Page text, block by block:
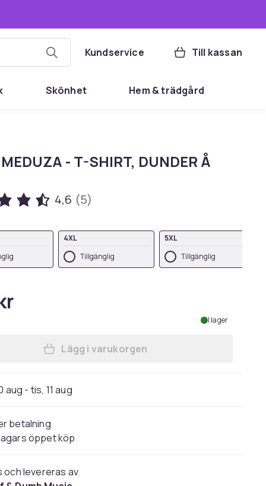
Kundservice Till kassan
Skönhet Hem & trädgård
MEDUZA - T-SHIRT, DUNDER Å
4,6 (5)
4XL
Tillgänglig
5XL
Tillgänglig
I lager
Lägg till EDDIE MEDUZA - T-SHIRT,
Lägg i varukorgen
aug - tis, 11 aug
betalning
öppet köp
och levereras av